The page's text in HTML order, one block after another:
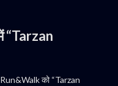
“Tarzan
को “Tarzan